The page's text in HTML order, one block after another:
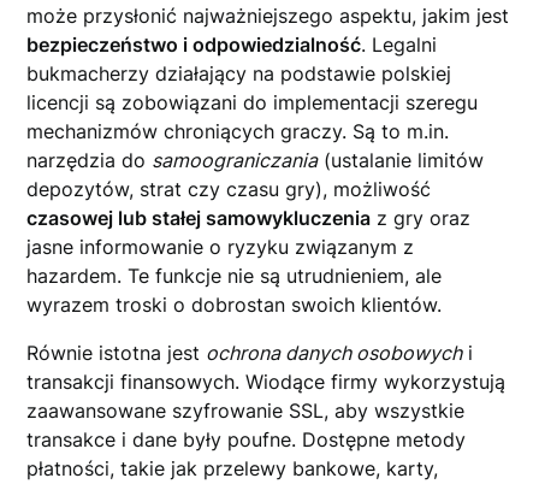
może przysłonić najważniejszego aspektu, jakim jest
bezpieczeństwo i odpowiedzialność. Legalni
bukmacherzy działający na podstawie polskiej
licencji są zobowiązani do implementacji szeregu
mechanizmów chroniących graczy. Są to m.in.
narzędzia do samoograniczania(ustalanie limitów
depozytów, strat czy czasu gry), możliwość
czasowej lub stałej samowykluczenia z gry oraz
jasne informowanie o ryzyku związanym z
hazardem. Te funkcje nie są utrudnieniem, ale
wyrazem troski o dobrostan swoich klientów.
Równie istotna jest ochrona danych osobowychi
transakcji finansowych. Wiodące firmy wykorzystują
zaawansowane szyfrowanie SSL, aby wszystkie
transakce i dane były poufne. Dostępne metody
płatności, takie jak przelewy bankowe, karty,